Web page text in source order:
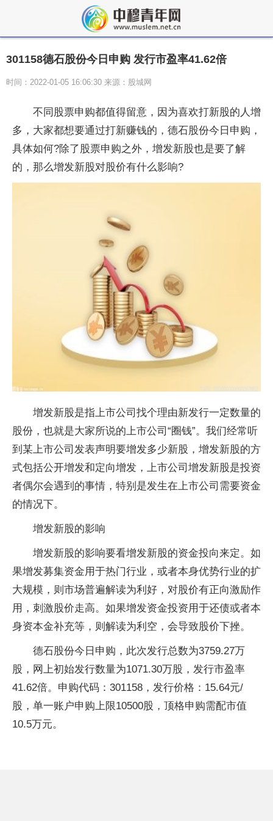
301158德石股份今日申购 发行市盈率41.62倍
时间：2022-01-05 16:06:30 来源：股城网
不同股票申购都值得留意，因为喜欢打新股的人增
多，大家都想要通过打新赚钱的，德石股份今日申购，
具体如何?除了股票申购之外，增发新股也是要了解
的，那么增发新股对股价有什么影响?
增发新股是指上市公司找个理由新发行一定数量的
股份，也就是大家所说的上市公司“圈钱”。我们经常听
到某上市公司发表声明要增发多少新股，增发新股的方
式包括公开增发和定向增发，上市公司增发新股是投资
者偶尔会遇到的事情，特别是发生在上市公司需要资金
的情况下。
增发新股的影响
增发新股的影响要看增发新股的资金投向来定。如
果增发募集资金用于热门行业，或者本身优势行业的扩
大规模，则市场普遍解读为利好，对股价有正向激励作
用，刺激股价走高。如果增发资金投资用于还债或者本
身资本金补充等，则解读为利空，会导致股价下挫。
德石股份今日申购，此次发行总数为3759.27万
股，网上初始发行数量为1071.30万股，发行市盈率
41.62倍。申购代码：301158，发行价格：15.64元/
股，单一账户申购上限10500股，顶格申购需配市值
10.5万元。